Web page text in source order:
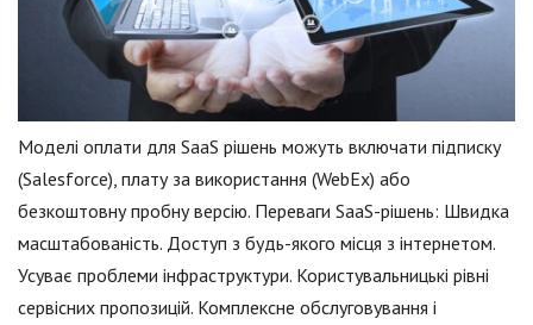
Моделі оплати для SaaS рішень можуть включати підписку
(Salesforce), плату за використання (WebEx) або
безкоштовну пробну версію. Переваги SaaS-рішень: Швидка
масштабованість. Доступ з будь-якого місця з інтернетом.
Усуває проблеми інфраструктури. Користувальницькі рівні
сервісних пропозицій. Комплексне обслуговування і